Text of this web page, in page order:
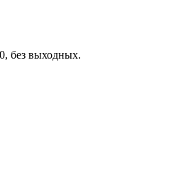
без выходных.